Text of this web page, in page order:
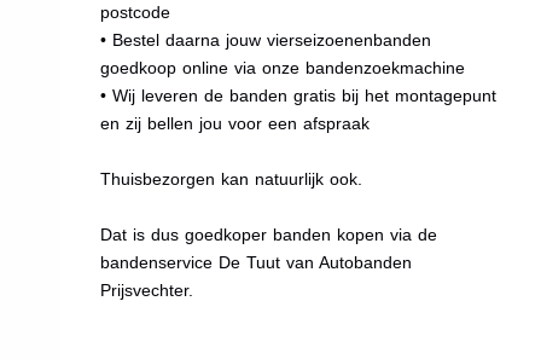
postcode
• Bestel daarna jouw vierseizoenenbanden
goedkoop online via onze bandenzoekmachine
• Wij leveren de banden gratis bij het montagepunt
en zij bellen jou voor een afspraak
Thuisbezorgen kan natuurlijk ook.
Dat is dus goedkoper banden kopen via de
bandenservice De Tuut van Autobanden
Prijsvechter.